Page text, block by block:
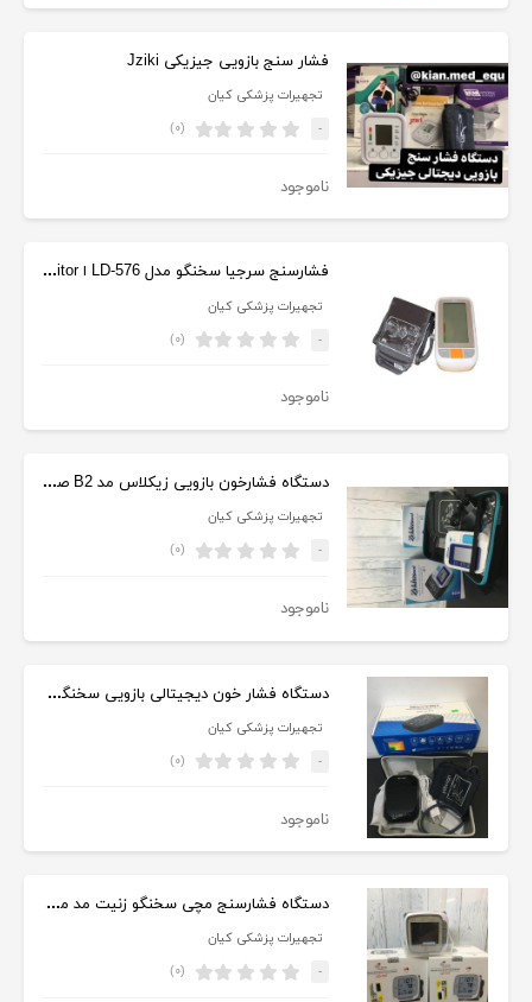
فشار سنج بازویی جیزیکی Jziki
تجهیرات پزشکی کیان
- (۰)
ناموجود
فشارسنج سرجیا سخنگو مدل LD-576 ا Surgea Blood Pressure Monitor
تجهیرات پزشکی کیان
- (۰)
ناموجود
دستگاه فشارخون بازویی زیکلاس مد B2 صفحه رنگی
تجهیرات پزشکی کیان
- (۰)
ناموجود
دستگاه فشار خون دیجیتالی بازویی سخنگو فارسی ریکاوری مدل KE-B101
تجهیرات پزشکی کیان
- (۰)
ناموجود
دستگاه فشارسنج مچی سخنگو زنیت مد مدل LD-732
تجهیرات پزشکی کیان
- (۰)